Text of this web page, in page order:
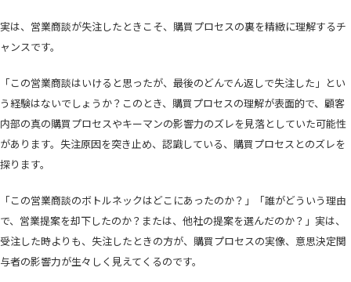
実は、営業商談が失注したときこそ、購買プロセスの裏を精緻に理解するチ
ャンスです。
「この営業商談はいけると思ったが、最後のどんでん返しで失注した」とい
う経験はないでしょうか？このとき、購買プロセスの理解が表面的で、顧客
内部の真の購買プロセスやキーマンの影響力のズレを見落としていた可能性
があります。失注原因を突き止め、認識している、購買プロセスとのズレを
探ります。
「この営業商談のボトルネックはどこにあったのか？」「誰がどういう理由
で、営業提案を却下したのか？または、他社の提案を選んだのか？」実は、
受注した時よりも、失注したときの方が、購買プロセスの実像、意思決定関
与者の影響力が生々しく見えてくるのです。